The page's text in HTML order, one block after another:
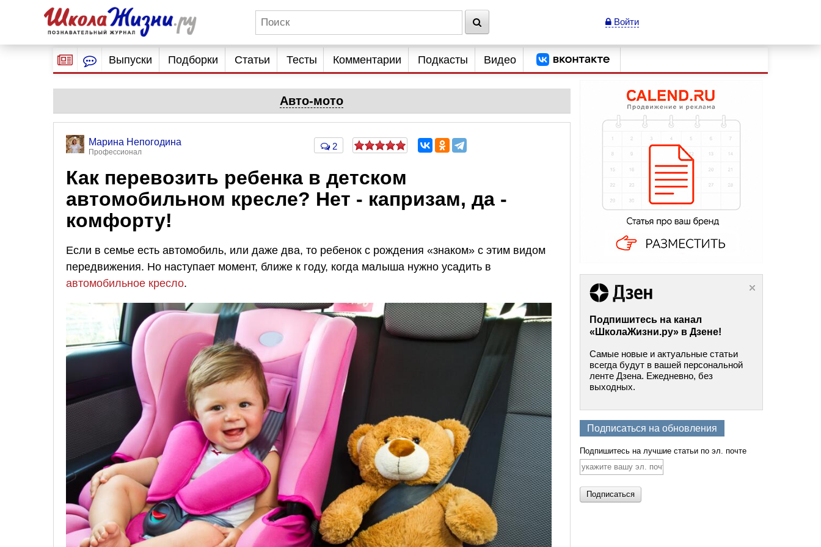
Войти
Выпуски Подборки Статьи Тесты Комментарии Подкасты Видео
Авто-мото
Марина Непогодина
Профессионал
2
Как перевозить ребенка в детском
автомобильном кресле? Нет - капризам, да -
комфорту!
Если в семье есть автомобиль, или даже два, то ребенок с рождения «знаком» с этим видом
передвижения. Но наступает момент, ближе к году, когда малыша нужно усадить в
автомобильное кресло.
Подпишитесь на канал
«ШколаЖизни.ру» в Дзене!
Самые новые и актуальные статьи
всегда будут в вашей персональной
ленте Дзена. Ежедневно, без
выходных.
Подписаться на обновления
Подпишитесь на лучшие статьи по эл. почте